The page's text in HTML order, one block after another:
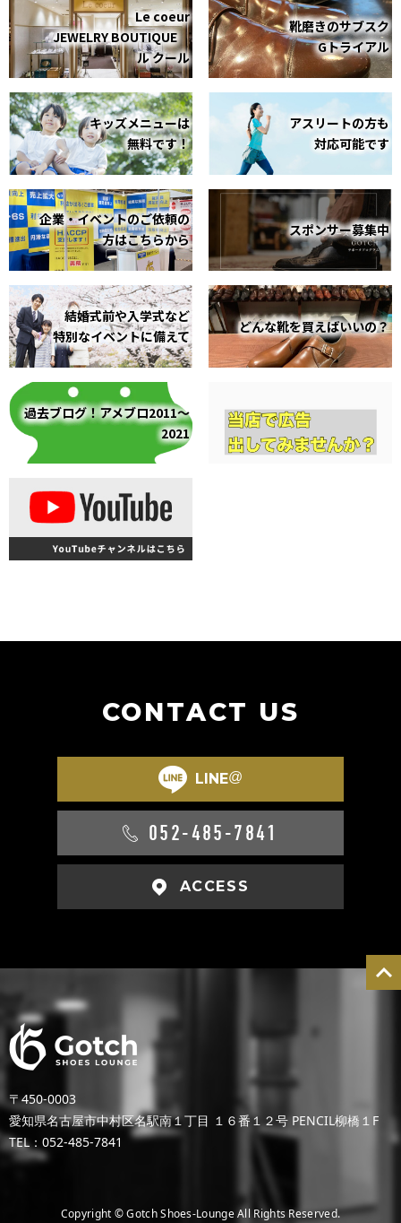
Le coeur
JEWELRY BOUTIQUE
ル クール
靴磨きのサブスク
Gトライアル
キッズメニューは
無料です！
アスリートの方も
対応可能です
企業・イベントのご依頼の
方はこちらから
スポンサー募集中
結婚式前や入学式など
特別なイベントに備えて
どんな靴を買えばいいの？
過去ブログ！アメブロ2011～
2021
CONTACT US
LINE@
052-485-7841
ACCESS
〒450-0003
愛知県名古屋市中村区名駅南１丁目 １６番１２号 PENCIL柳橋１F
TEL：052-485-7841
Copyright © Gotch Shoes-Lounge All Rights Reserved.